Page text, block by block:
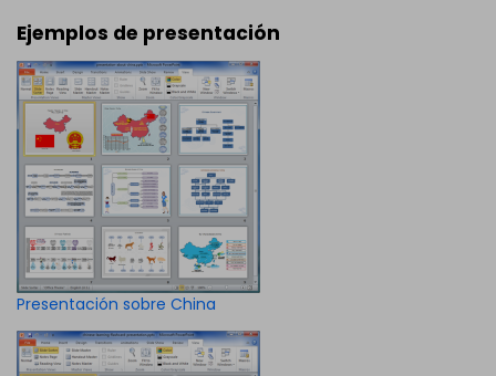
Ejemplos de presentación
Presentación sobre China